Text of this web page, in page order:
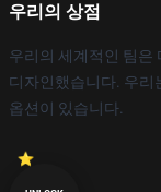
우리의 상점
우리의 세계적인 팀은
디자인했습니다. 우리
옵션이 있습니다.